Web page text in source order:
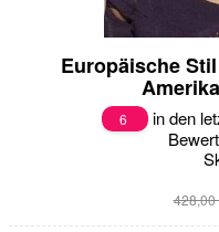
Europäische
6
in den
428,00